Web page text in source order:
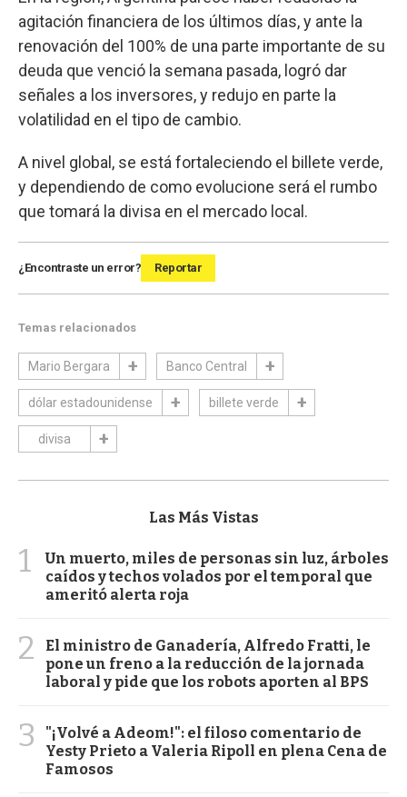
agitación financiera de los últimos días, y ante la
renovación del 100% de una parte importante de su
deuda que venció la semana pasada, logró dar
señales a los inversores, y redujo en parte la
volatilidad en el tipo de cambio.
A nivel global, se está fortaleciendo el billete verde,
y dependiendo de como evolucione será el rumbo
que tomará la divisa en el mercado local.
¿Encontraste un error? Reportar
Temas relacionados
Mario Bergara Banco Central
dólar estadounidense billete verde
divisa
Las Más Vistas
1
Un muerto, miles de personas sin luz, árboles
caídos y techos volados por el temporal que
ameritó alerta roja
2
El ministro de Ganadería, Alfredo Fratti, le
pone un freno a la reducción de la jornada
laboral y pide que los robots aporten al BPS
3
"¡Volvé a Adeom!": el filoso comentario de
Yesty Prieto a Valeria Ripoll en plena Cena de
Famosos